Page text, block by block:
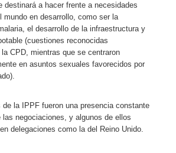
destinará a hacer frente a necesidades
mundo en desarrollo, como ser la
el desarrollo de la infraestructura y
(cuestiones reconocidas
CPD, mientras que se centraron
en asuntos sexuales favorecidos por
de la IPPF fueron una presencia constante
las negociaciones, y algunos de ellos
delegaciones como la del Reino Unido.